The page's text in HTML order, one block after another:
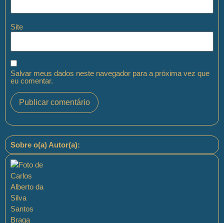
Site
Salvar meus dados neste navegador para a próxima vez que
eu comentar.
Sobre o(a) Autor(a):